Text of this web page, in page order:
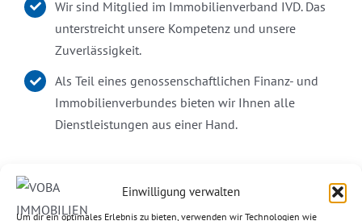
Einwilligung verwalten
Um dir ein optimales Erlebnis zu bieten, verwenden wir Technologien wie
Wir sind Mitglied im Immobilienverband IVD. Das
unterstreicht unsere Kompetenz und unsere
Zuverlässigkeit.
Als Teil eines genossenschaftlichen Finanz- und
Immobilienverbundes bieten wir Ihnen alle
Dienstleistungen aus einer Hand.
Haben wir Sie überzeugt? Dann vereinbaren Sie am
besten direkt einen Termin für ein kostenloses und